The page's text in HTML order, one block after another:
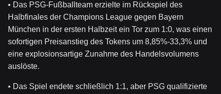
• Das PSG-Fußballteam erzielte im Rückspiel des
Halbfinales der Champions League gegen Bayern
München in der ersten Halbzeit ein Tor zum 1:0, was einen
sofortigen Preisanstieg des Tokens um 8,85%-33,3% und
eine explosionsartige Zunahme des Handelsvolumens
auslöste.
• Das Spiel endete schließlich 1:1, aber PSG qualifizierte